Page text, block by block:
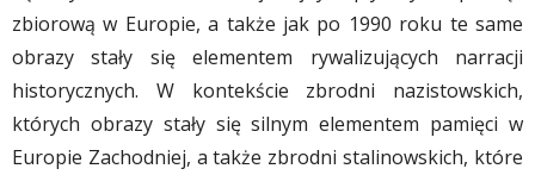
zbiorową w Europie, a także jak po 1990 roku te same
obrazy stały się elementem rywalizujących narracji
historycznych. W kontekście zbrodni nazistowskich,
których obrazy stały się silnym elementem pamięci w
Europie Zachodniej, a także zbrodni stalinowskich, które